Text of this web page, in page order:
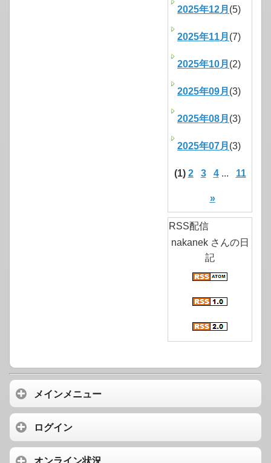
2025年12月 (5)
2025年11月 (7)
2025年10月 (2)
2025年09月 (3)
2025年08月 (3)
2025年07月 (3)
(1) 2 3 4... 11
»
RSS配信
nakanek さんの日
記
メインメニュー
ログイン
オンライン状況